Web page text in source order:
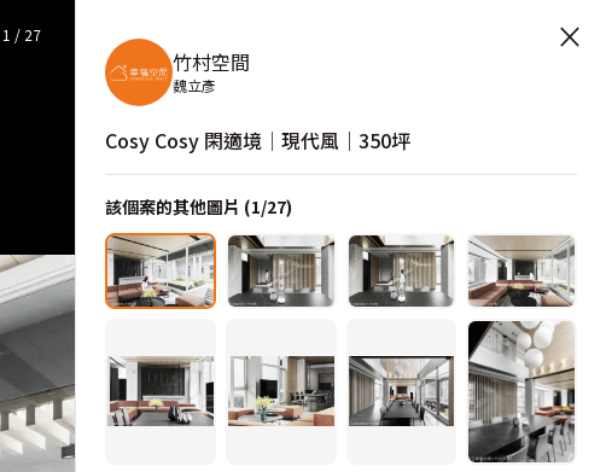
1 / 27 ×
竹村空間
魏立彥
Cosy Cosy 閑適境│現代風│350坪
該個案的其他圖片 (1/27)